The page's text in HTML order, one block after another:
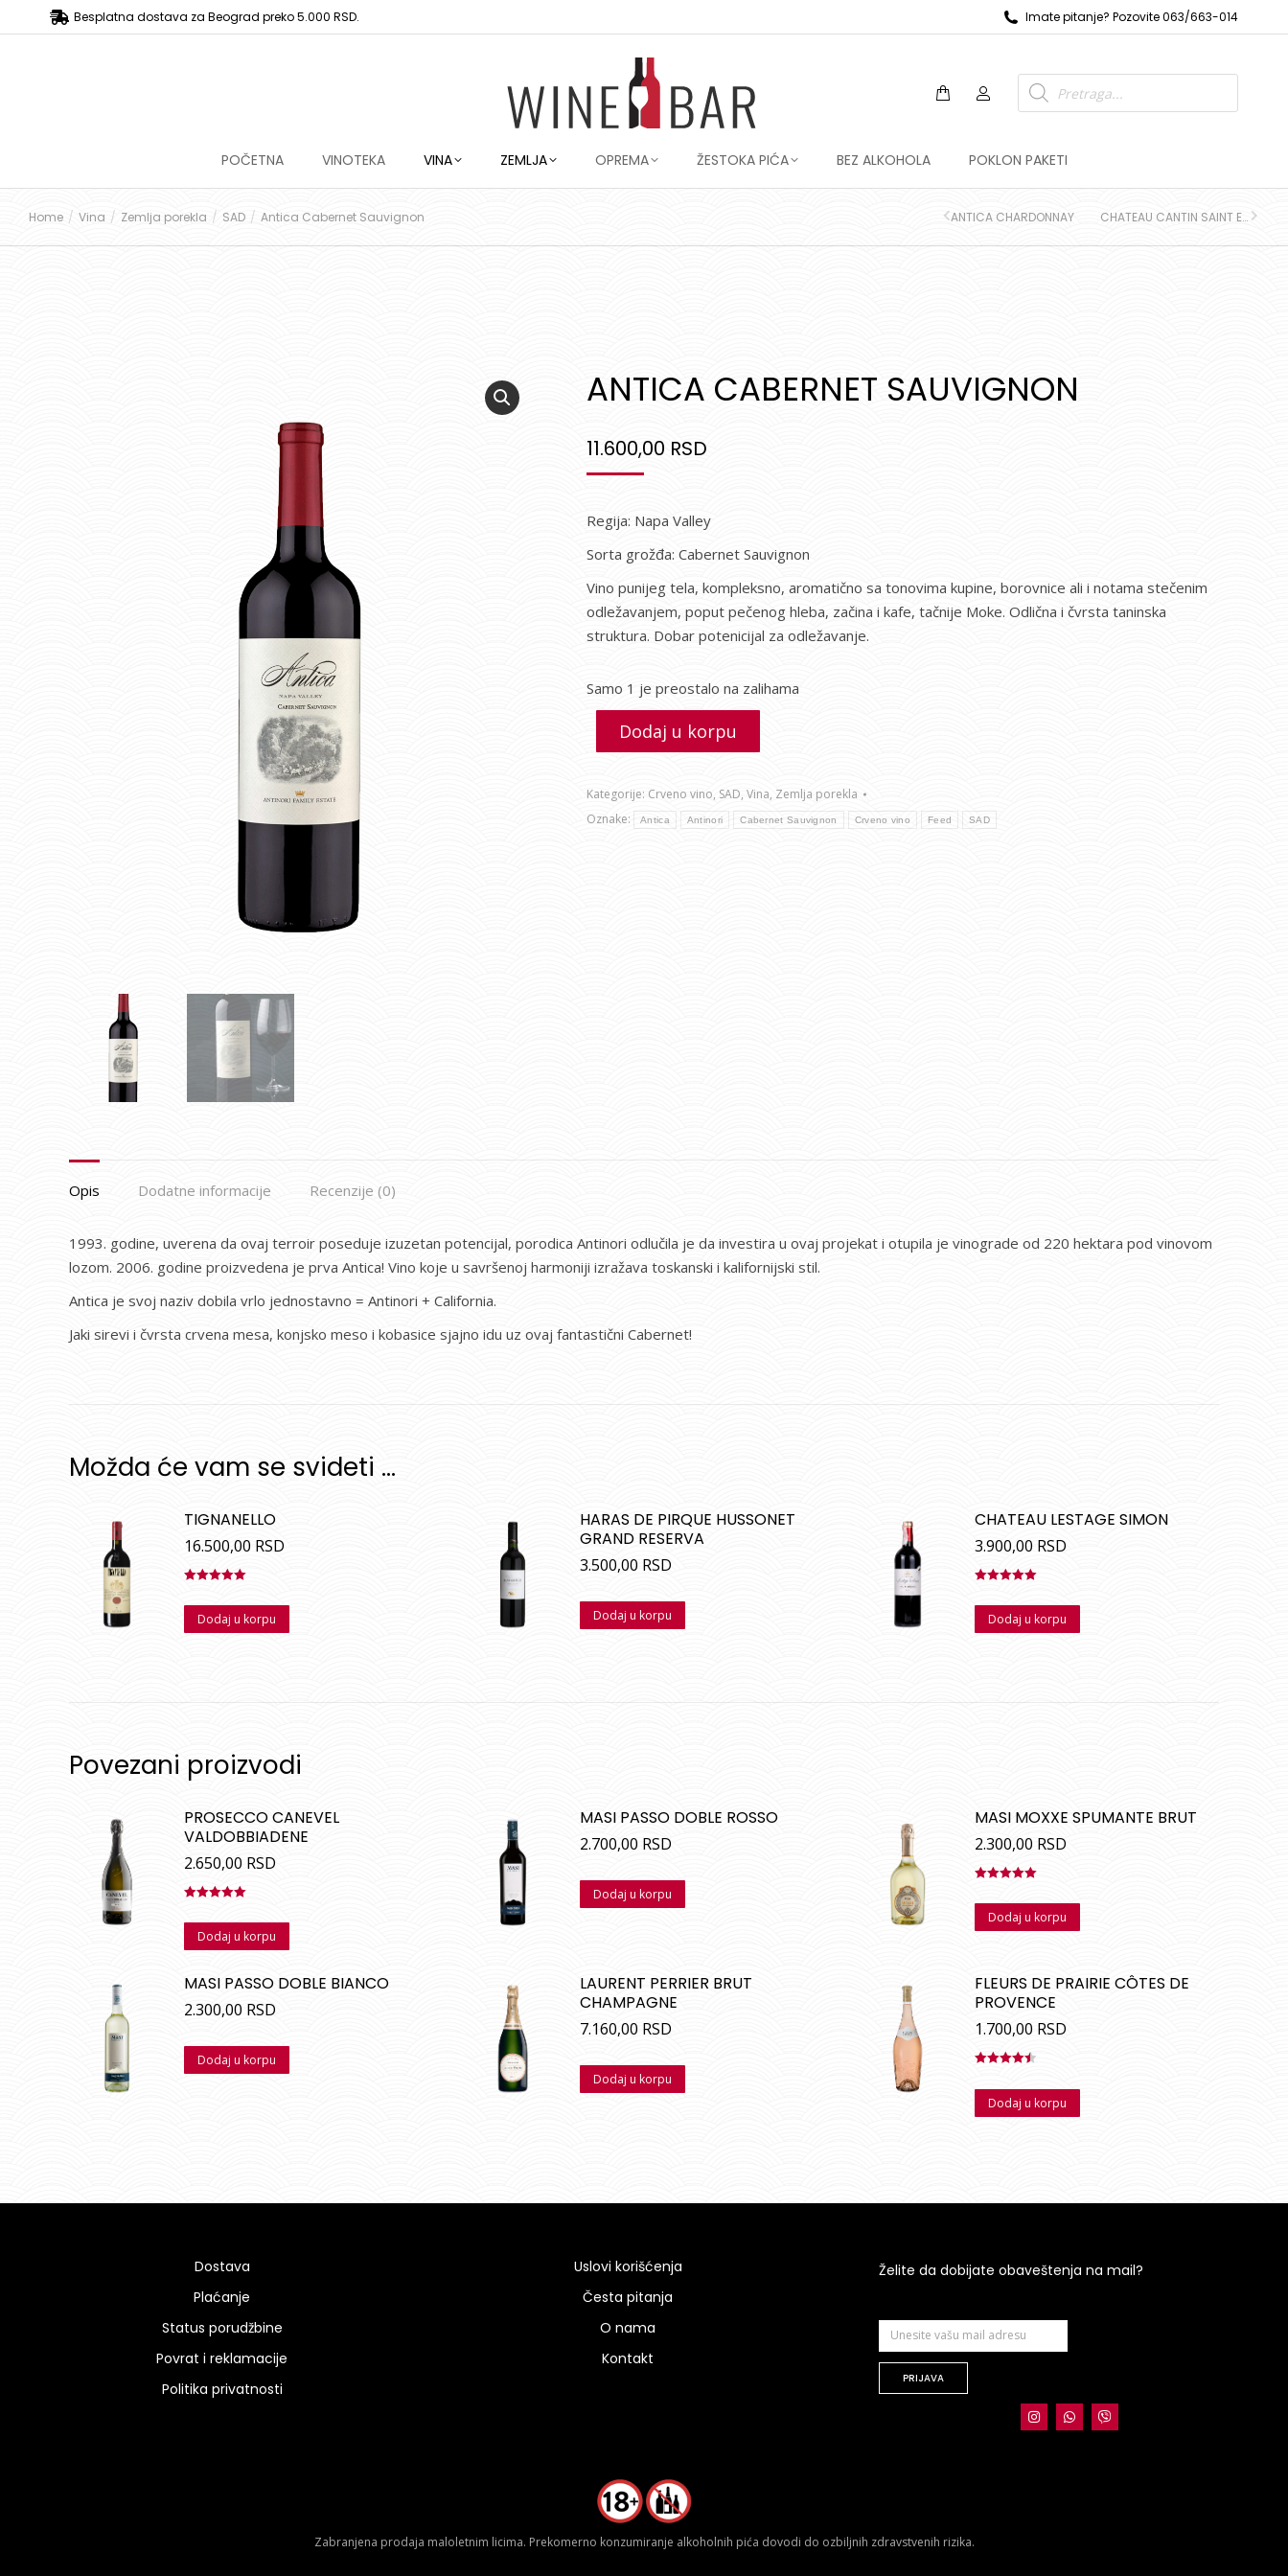
Besplatna dostava za Beograd preko 5.000 RSD. Imate pitanje? Pozovite 063/663-014
POČETNA VINOTEKA VINA ZEMLJA OPREMA ŽESTOKA PIĆA BEZ ALKOHOLA POKLON PAKETI
You are here:
Home Vina Zemlja porekla SAD Antica Cabernet Sauvignon ANTICA CHARDONNAY CHATEAU CANTIN SAINT EMILION GRAND CRU
ANTICA CABERNET SAUVIGNON
11.600,00 RSD
Regija: Napa Valley
Sorta grožđa: Cabernet Sauvignon
Vino punijeg tela, kompleksno, aromatično sa tonovima kupine, borovnice ali i notama stečenim
odležavanjem, poput pečenog hleba, začina i kafe, tačnije Moke. Odlična i čvrsta taninska
struktura. Dobar potenicijal za odležavanje.
Samo 1 je preostalo na zalihama
Dodaj u korpu
Kategorije: Crveno vino, SAD, Vina, Zemlja porekla
Oznake:
Antica Antinori Cabernet Sauvignon Crveno vino Feed SAD
Opis Dodatne informacije Recenzije (0)
1993. godine, uverena da ovaj terroir poseduje izuzetan potencijal, porodica Antinori odlučila je da investira u ovaj projekat i otupila je vinograde od 220 hektara pod vinovom
lozom. 2006. godine proizvedena je prva Antica! Vino koje u savršenoj harmoniji izražava toskanski i kalifornijski stil.
Antica je svoj naziv dobila vrlo jednostavno = Antinori + California.
Jaki sirevi i čvrsta crvena mesa, konjsko meso i kobasice sjajno idu uz ovaj fantastični Cabernet!
Možda će vam se svideti …
TIGNANELLO
16.500,00 RSD
sa5.00od
Dodaj u korpu
HARAS DE PIRQUE HUSSONET
GRAND RESERVA
3.500,00 RSD
Dodaj u korpu
CHATEAU LESTAGE SIMON
3.900,00 RSD
sa5.00od
Dodaj u korpu
Povezani proizvodi
PROSECCO CANEVEL
VALDOBBIADENE
2.650,00 RSD
sa5.00od
Dodaj u korpu
MASI PASSO DOBLE ROSSO
2.700,00 RSD
Dodaj u korpu
MASI MOXXE SPUMANTE BRUT
2.300,00 RSD
sa5.00od
Dodaj u korpu
MASI PASSO DOBLE BIANCO
2.300,00 RSD
Dodaj u korpu
LAURENT PERRIER BRUT
CHAMPAGNE
7.160,00 RSD
Dodaj u korpu
FLEURS DE PRAIRIE CÔTES DE
PROVENCE
1.700,00 RSD
sa4.50od
Dodaj u korpu
Dostava
Plaćanje
Status porudžbine
Povrat i reklamacije
Politika privatnosti
Uslovi korišćenja
Česta pitanja
O nama
Kontakt
Želite da dobijate obaveštenja na mail?
PRIJAVA
Zabranjena prodaja maloletnim licima. Prekomerno konzumiranje alkoholnih pića dovodi do ozbiljnih zdravstvenih rizika.